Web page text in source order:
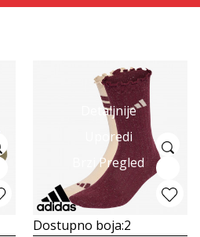
Detaljnije
Uporedi
Brzi Pregled
Dostupno boja:2